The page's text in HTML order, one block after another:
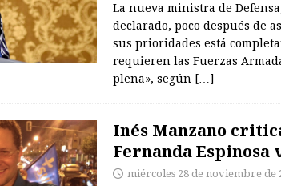
La nueva ministra de
declarado, poco después de
sus prioridades está
requieren las Fuerzas
plena», según […]
Inés Manzano
Fernanda Espinosa
miércoles 28 de noviembre de